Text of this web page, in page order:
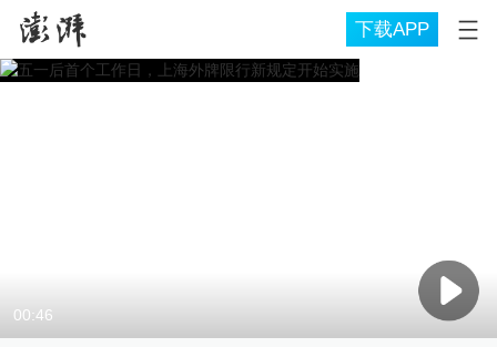
下载APP
00:46